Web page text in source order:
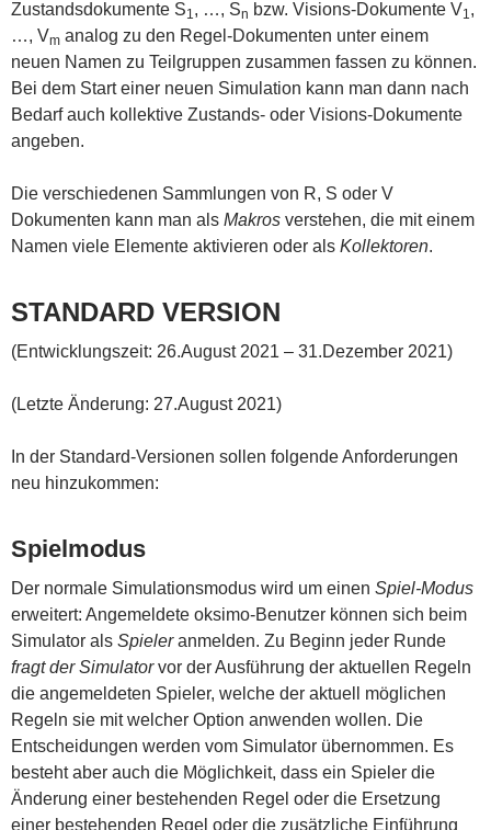
Zustandsdokumente S1, …, Sn bzw. Visions-Dokumente V1,
…, Vm analog zu den Regel-Dokumenten unter einem
neuen Namen zu Teilgruppen zusammen fassen zu können.
Bei dem Start einer neuen Simulation kann man dann nach
Bedarf auch kollektive Zustands- oder Visions-Dokumente
angeben.
Die verschiedenen Sammlungen von R, S oder V
Dokumenten kann man als Makros verstehen, die mit einem
Namen viele Elemente aktivieren oder als Kollektoren.
STANDARD VERSION
(Entwicklungszeit: 26.August 2021 – 31.Dezember 2021)
(Letzte Änderung: 27.August 2021)
In der Standard-Versionen sollen folgende Anforderungen
neu hinzukommen:
Spielmodus
Der normale Simulationsmodus wird um einen Spiel-Modus
erweitert: Angemeldete oksimo-Benutzer können sich beim
Simulator als Spieleranmelden. Zu Beginn jeder Runde
fragt der Simulatorvor der Ausführung der aktuellen Regeln
die angemeldeten Spieler, welche der aktuell möglichen
Regeln sie mit welcher Option anwenden wollen. Die
Entscheidungen werden vom Simulator übernommen. Es
besteht aber auch die Möglichkeit, dass ein Spieler die
Änderung einer bestehenden Regel oder die Ersetzung
einer bestehenden Regel oder die zusätzliche Einführung